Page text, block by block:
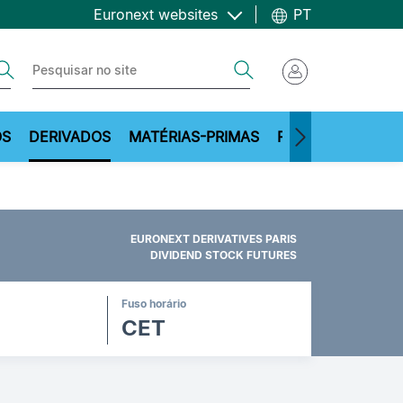
Euronext websites PT
DERIVADOS MATÉRIAS-PRIMAS RECURSOS
EURONEXT DERIVATIVES PARIS
DIVIDEND STOCK FUTURES
Fuso horário
CET